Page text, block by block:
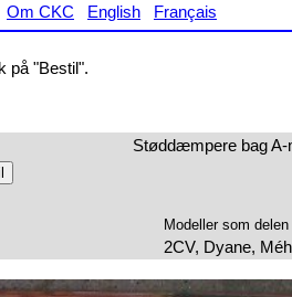
Om CKC English Français
på "Bestil".
Støddæmpere bag A-
Modeller som delen
2CV, Dyane,